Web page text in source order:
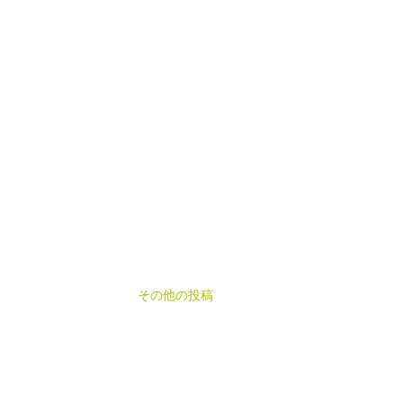
その他の投稿